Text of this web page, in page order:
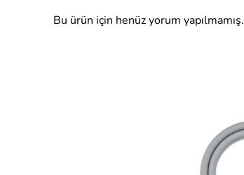
Bu ürün için henüz yorum yapılmamış.